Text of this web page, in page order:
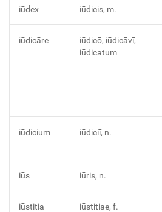
iūdex iūdicis, m.
iūdicāre
iūdicō, iūdicāvī,
iūdicatum
iūdicium iūdiciī, n.
iūs iūris, n.
iūstitia iūstitiae, f.